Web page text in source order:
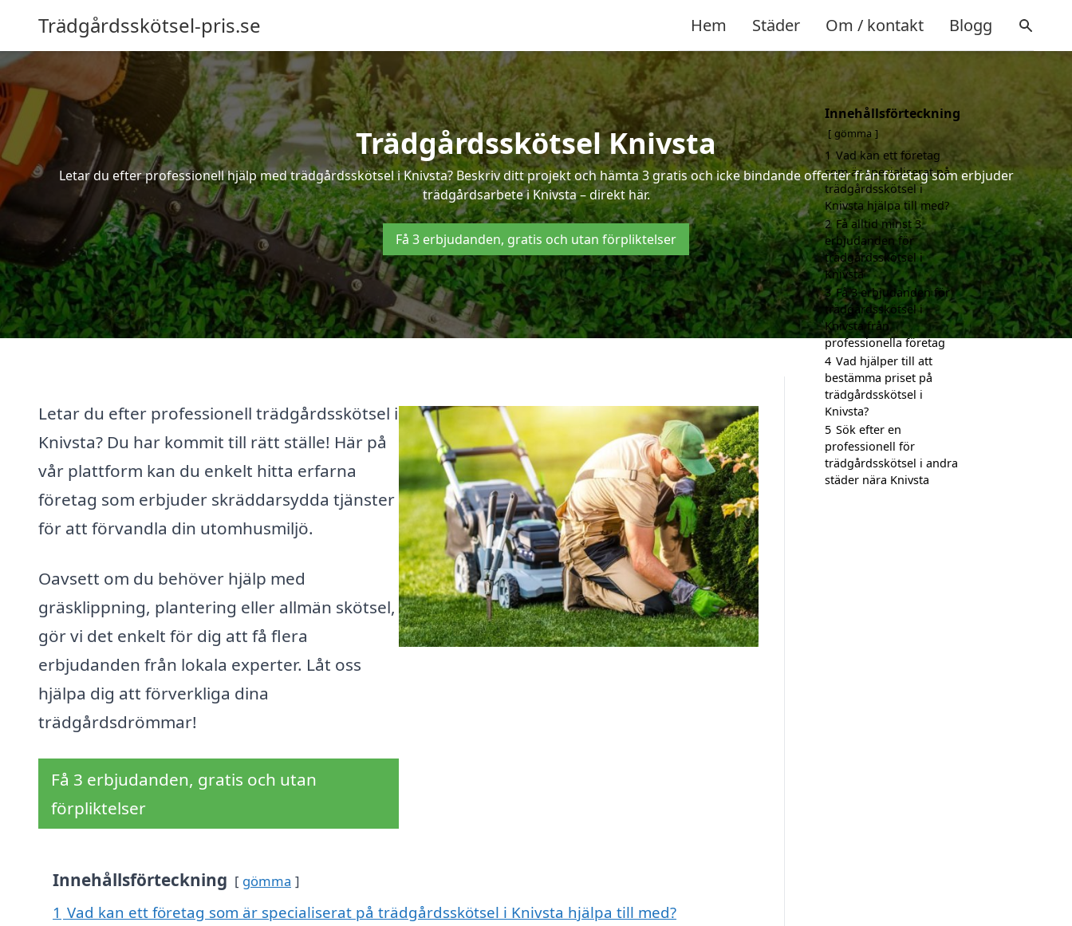
Trädgårdsskötsel-pris.se Hem Städer Om / kontakt Blogg
Trädgårdsskötsel Knivsta
Letar du efter professionell hjälp med trädgårdsskötsel i Knivsta? Beskriv ditt projekt och hämta 3 gratis och icke bindande offerter från företag som erbjuder
trädgårdsarbete i Knivsta – direkt här.
Få 3 erbjudanden, gratis och utan förpliktelser
Letar du efter professionell trädgårdsskötsel i
Knivsta? Du har kommit till rätt ställe! Här på
vår plattform kan du enkelt hitta erfarna
företag som erbjuder skräddarsydda tjänster
för att förvandla din utomhusmiljö.
Oavsett om du behöver hjälp med
gräsklippning, plantering eller allmän skötsel,
gör vi det enkelt för dig att få flera
erbjudanden från lokala experter. Låt oss
hjälpa dig att förverkliga dina
trädgårdsdrömmar!
Få 3 erbjudanden, gratis och utan
förpliktelser
Innehållsförteckning gömma
1 Vad kan ett företag som är specialiserat på trädgårdsskötsel i Knivsta hjälpa till med?
Innehållsförteckning
gömma
1 Vad kan ett företag
som är specialiserat på
trädgårdsskötsel i
Knivsta hjälpa till med?
2 Få alltid minst 3
erbjudanden för
trädgårdsskötsel i
Knivsta
3 Få 3 erbjudanden för
trädgårdsskötsel i
Knivsta från
professionella företag
4 Vad hjälper till att
bestämma priset på
trädgårdsskötsel i
Knivsta?
5 Sök efter en
professionell för
trädgårdsskötsel i andra
städer nära Knivsta